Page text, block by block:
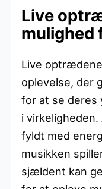
Live
mulighed
Live
oplevelse, der
for at se
i
fyldt med
musikken
sjældent kan